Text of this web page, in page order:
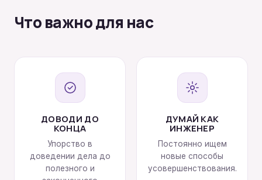
Что важно для нас
ДОВОДИ ДО
КОНЦА
Упорство в
доведении дела до
полезного и
ДУМАЙ КАК
ИНЖЕНЕР
Постоянно ищем
новые способы
усовершенствования.